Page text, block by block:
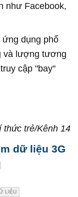
như Facebook,
dụng phổ
và lượng tương
cập "bay"
thức trẻ/Kênh 14
dữ liệu 3G
LIỆU